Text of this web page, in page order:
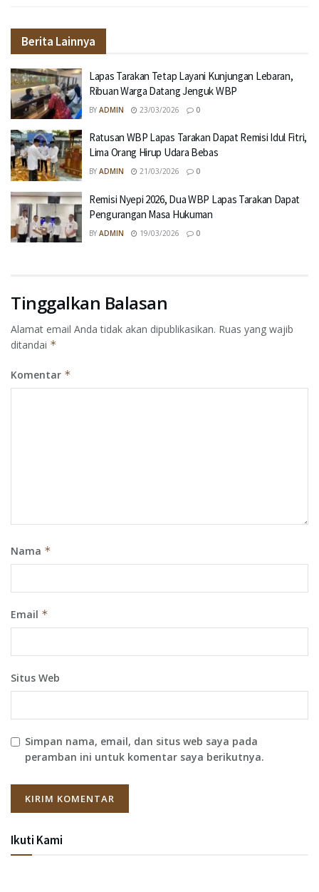
Berita Lainnya
Lapas Tarakan Tetap Layani Kunjungan Lebaran,
Ribuan Warga Datang Jenguk WBP
BY ADMIN 23/03/2026 0
Ratusan WBP Lapas Tarakan Dapat Remisi Idul Fitri,
Lima Orang Hirup Udara Bebas
BY ADMIN 21/03/2026 0
Remisi Nyepi 2026, Dua WBP Lapas Tarakan Dapat
Pengurangan Masa Hukuman
BY ADMIN 19/03/2026 0
Tinggalkan Balasan
Alamat email Anda tidak akan dipublikasikan. Ruas yang wajib
ditandai *
Komentar *
Nama *
Email *
Situs Web
Simpan nama, email, dan situs web saya pada
peramban ini untuk komentar saya berikutnya.
Ikuti Kami